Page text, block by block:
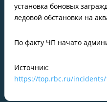
установка боновых
ледовой обстановки на
По факту ЧП начато
Источник:
https://top.rbc.ru/incidents/